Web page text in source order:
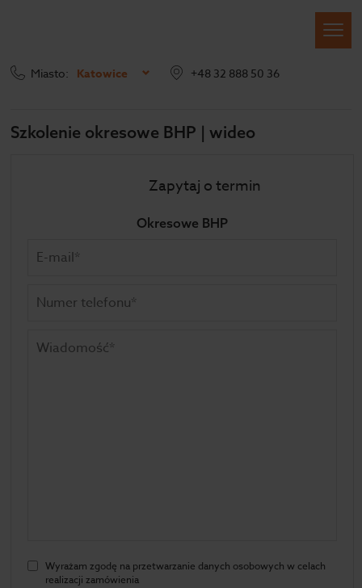
Miasto: Katowice +48 32 888 50 36
Szkolenie okresowe BHP | wideo
Zapytaj o termin
Okresowe BHP
Wyrażam zgodę na przetwarzanie danych osobowych w celach
realizacji zamówienia